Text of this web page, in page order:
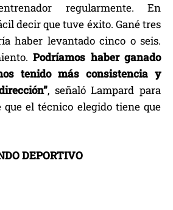
regularmente. En
decir que tuve éxito. Gané tres
haber levantado cinco o seis.
Podríamos haber ganado
tenido más consistencia y
, señaló Lampard para
que el técnico elegido tiene que
DEPORTIVO